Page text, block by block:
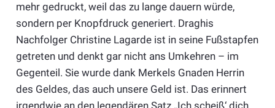
mehr gedruckt, weil das zu lange dauern würde,
sondern per Knopfdruck generiert. Draghis
Nachfolger Christine Lagarde ist in seine Fußstapfen
getreten und denkt gar nicht ans Umkehren – im
Gegenteil. Sie wurde dank Merkels Gnaden Herrin
des Geldes, das auch unsere Geld ist. Das erinnert